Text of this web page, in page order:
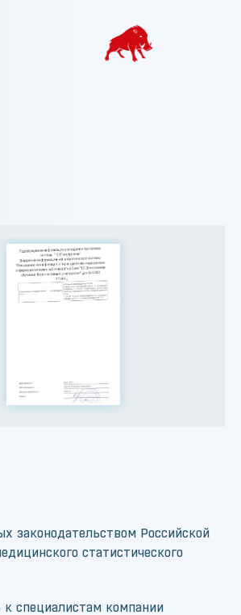
законодательством Российской
статистического
специалистам компании